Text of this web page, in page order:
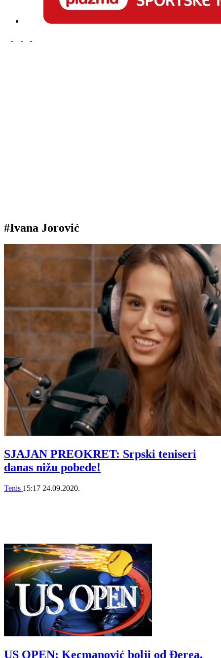
#Ivana Jorović
SJAJAN PREOKRET: Srpski teniseri
danas nižu pobede!
Tenis 15:17 24.09.2020.
US OPEN: Kecmanović bolji od Đerea,